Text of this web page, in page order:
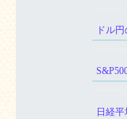
ドル
日経